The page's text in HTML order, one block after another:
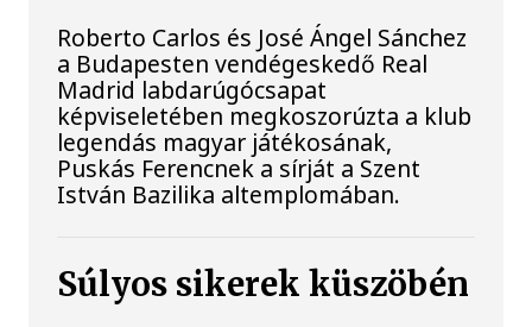
Roberto Carlos és José Ángel Sánchez
a Budapesten vendégeskedő Real
Madrid labdarúgócsapat
képviseletében megkoszorúzta a klub
legendás magyar játékosának,
Puskás Ferencnek a sírját a Szent
István Bazilika altemplomában.
Súlyos sikerek küszöbén